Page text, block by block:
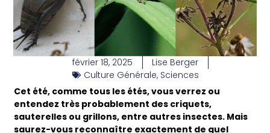
février 18, 2025
Lise Berger
Culture Générale, Sciences
Cet été, comme tous les étés, vous verrez ou
entendez très probablement des criquets,
sauterelles ou grillons, entre autres insectes. Mais
saurez-vous reconnaître exactement de quel